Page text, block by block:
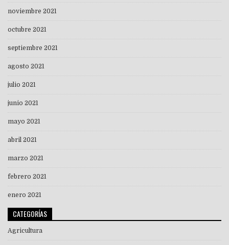
noviembre 2021
octubre 2021
septiembre 2021
agosto 2021
julio 2021
junio 2021
mayo 2021
abril 2021
marzo 2021
febrero 2021
enero 2021
CATEGORÍAS
Agricultura